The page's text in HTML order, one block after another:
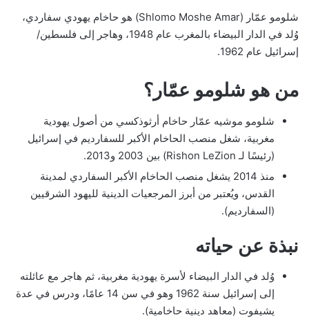
شلومو عمّار (Shlomo Moshe Amar) هو حاخام يهودي سفاردي،
وُلد في الدار البيضاء بالمغرب عام 1948، وهاجر إلى فلسطين/
إسرائيل عام 1962.
من هو شلومو عمّار؟
شلومو موشيه عمّار حاخام أرثوذكسي من أصول يهودية
مغربية، شغل منصب الحاخام الأكبر للسفارديم في إسرائيل
(رئيسًا لـ Rishon LeZion) بين 2003 و2013.
منذ 2014 يشغل منصب الحاخام الأكبر السفاردي لمدينة
القدس، ويُعتبر من أبرز المرجعيات الدينية لليهود الشرقيين
(السفارديم).
نبذة عن حياته
وُلد في الدار البيضاء لأسرة يهودية مغربية، ثم هاجر مع عائلته
إلى إسرائيل سنة 1962 وهو في سن 14 عامًا، ودرس في عدة
يشيفوت (معاهد دينية حاخامية).